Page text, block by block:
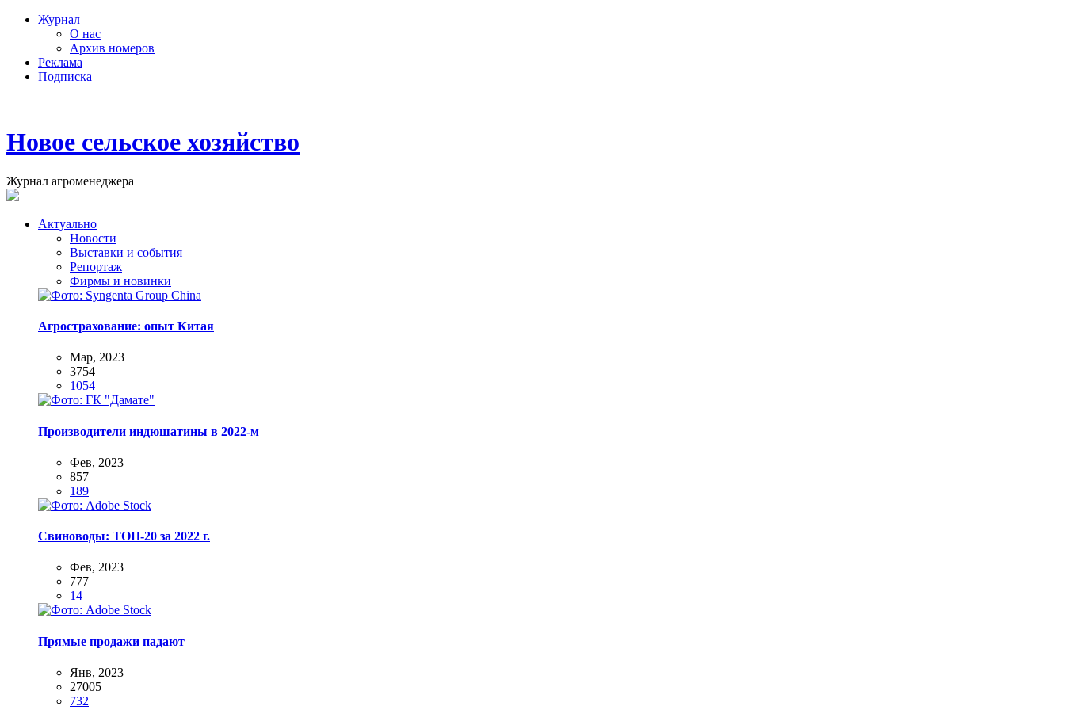
Журнал
О нас
Архив номеров
Реклама
Подписка
Новое сельское хозяйство
Журнал агроменеджера
Актуально
Новости
Выставки и события
Репортаж
Фирмы и новинки
Агрострахование: опыт Китая
Мар, 2023
3754
1054
Производители индюшатины в 2022-м
Фев, 2023
857
189
Свиноводы: ТОП-20 за 2022 г.
Фев, 2023
777
14
Прямые продажи падают
Янв, 2023
27005
732